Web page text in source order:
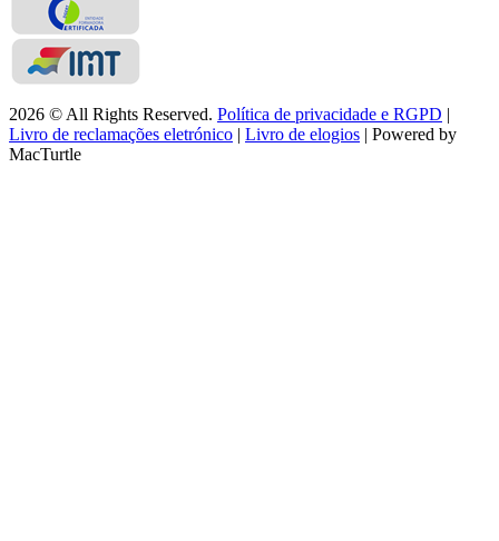
2026 © All Rights Reserved. Política de privacidade e RGPD
Livro de reclamações eletrónico
Livro de elogios | Powered by
MacTurtle